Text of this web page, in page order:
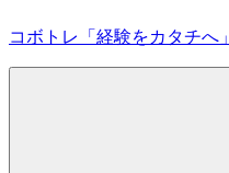
ン
テ
コボトレ「経験をカタチへ」